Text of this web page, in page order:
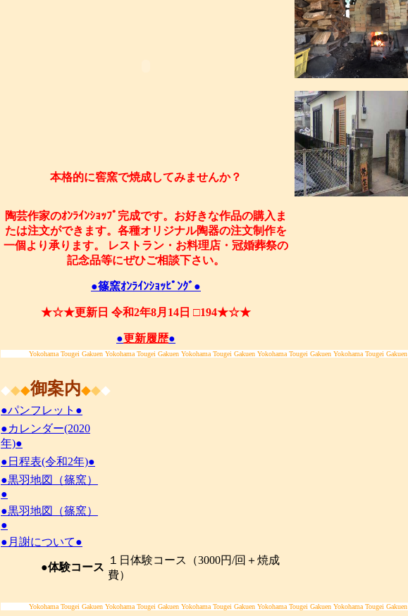
本格的に窖窯で焼成してみませんか？
陶芸作家のｵﾝﾗｲﾝｼｮｯﾌﾟ完成です。お好きな作品の購入ま
たは注文ができます。各種オリジナル陶器の注文制作を
一個より承ります。 レストラン・お料理店・冠婚葬祭の
記念品等にぜひご相談下さい。
●篠窯ｵﾝﾗｲﾝｼｮｯﾋﾟﾝｸﾞ●
★☆★更新日 令和2年8月14日 □194★☆★
●更新履歴●
Yokohama Tougei Gakuen Yokohama Tougei Gakuen Yokohama Tougei Gakuen Yokohama Tougei Gakuen Yokohama Tougei Gakuen
◆◆◆御案内◆◆◆
●パンフレット●
●カレンダー(2020
年)●
●日程表(令和2年)●
●黒羽地図（篠窯）
●
●黒羽地図（篠窯）
●
●月謝について●
●体験コース
１日体験コース（3000円/回＋焼成
費）
Yokohama Tougei Gakuen Yokohama Tougei Gakuen Yokohama Tougei Gakuen Yokohama Tougei Gakuen Yokohama Tougei Gakuen